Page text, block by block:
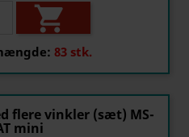

83 stk.
flere vinkler (sæt) MS-
mini